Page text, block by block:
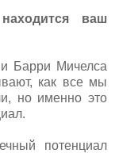
ваш
Барри Мичелса
как все мы
но именно это
потенциал